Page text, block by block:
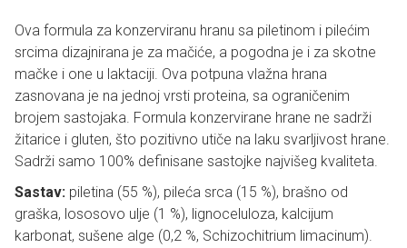
Ova formula za konzerviranu hranu sa piletinom i pilećim
srcima dizajnirana je za mačiće, a pogodna je i za skotne
mačke i one u laktaciji. Ova potpuna vlažna hrana
zasnovana je na jednoj vrsti proteina, sa ograničenim
brojem sastojaka. Formula konzervirane hrane ne sadrži
žitarice i gluten, što pozitivno utiče na laku svarljivost hrane.
Sadrži samo 100% definisane sastojke najvišeg kvaliteta.
Sastav: piletina (55 %), pileća srca (15 %), brašno od
graška, lososovo ulje (1 %), lignoceluloza, kalcijum
karbonat, sušene alge (0,2 %, Schizochitrium limacinum).